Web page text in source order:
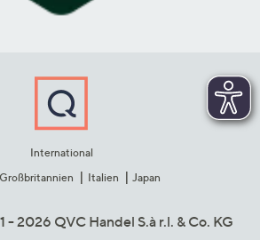
International
Großbritannien Italien Japan
2026 QVC Handel S.à r.l. & Co. KG